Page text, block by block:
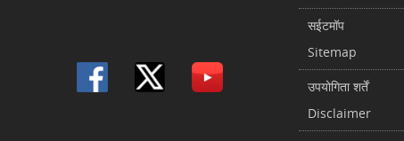
सईटमॉप
Sitemap
उपयोगिता शर्तें
Disclaimer